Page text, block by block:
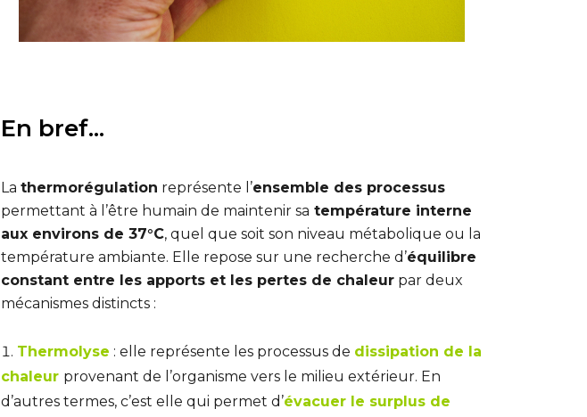
En bref...
La thermorégulation représente l’ensemble des processus
permettant à l’être humain de maintenir sa température interne
aux environs de 37°C, quel que soit son niveau métabolique ou la
température ambiante. Elle repose sur une recherche d’équilibre
constant entre les apports et les pertes de chaleur par deux
mécanismes distincts :
Thermolyse : elle représente les processus de dissipation de la
chaleur provenant de l’organisme vers le milieu extérieur. En
d’autres termes, c’est elle qui permet d’évacuer le surplus de